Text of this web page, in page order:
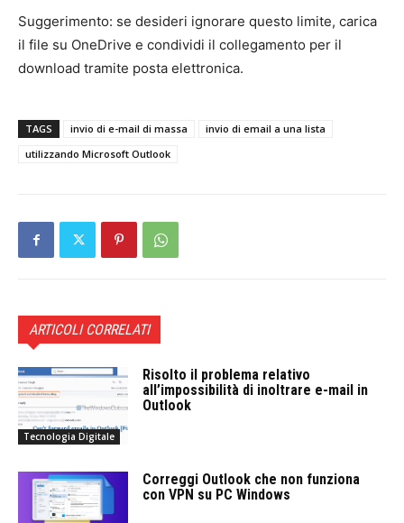
Suggerimento: se desideri ignorare questo limite, carica
il file su OneDrive e condividi il collegamento per il
download tramite posta elettronica.
TAGS invio di e-mail di massa
invio di email a una lista
utilizzando Microsoft Outlook
ARTICOLI CORRELATI
Tecnologia Digitale
Risolto il problema relativo
all’impossibilità di inoltrare e-mail in
Outlook
Correggi Outlook che non funziona
con VPN su PC Windows